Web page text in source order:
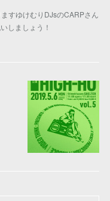
すゆけむりDJsのCARPさん
しましょう！